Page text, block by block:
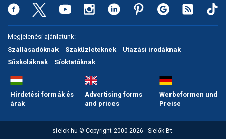
Megjelenési ajánlatunk:
Szállásadóknak
Szaküzleteknek
Utazási irodáknak
Síiskoláknak
Síoktatóknak
Hirdetési formák és
árak
Advertising forms
and prices
Werbeformen und
Preise
sielok.hu © Copyright 2000-2026 - Síelők Bt.